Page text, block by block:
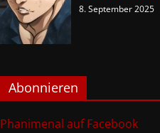
8. September 2025
Abonnieren
Phanimenal auf Facebook